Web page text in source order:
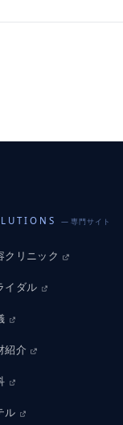
— 専門サイト
クリニック
イダル
紹介
ル